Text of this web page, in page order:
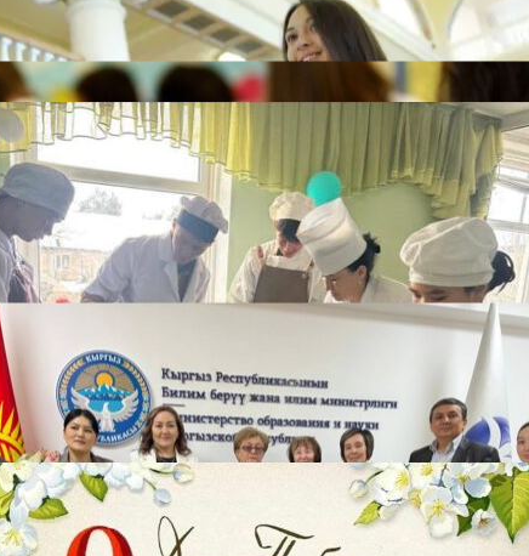
июлундагы № 418
бошотуу жана
жогорку окуу
тартиби жөнүндө
Кыргыз-Өзбек
дайындалды.
Бектур Ибрагимов
ГЕНДЕРДИК
ЗОМБУЛУКТАН КОРГОО
07.08.2026
Абитуриент
ЖОЖДОРГО КАБЫЛ
СТАРТ АЛДЫ
10.08.2026
ЖОЖДОРГО КАБЫЛ
БАШТАЛДЫ
27.07.2026
ӨЗҮҢДҮН КЕЛЕЧЕГИҢ
20.07.2026
Медиа
СУЗАКТА 750 ОРУНДУУ
ПАЙДАЛАНУУГА БЕРИЛЕТ
07.08.2025
Улуу Жеңиштин жандуу сөзү